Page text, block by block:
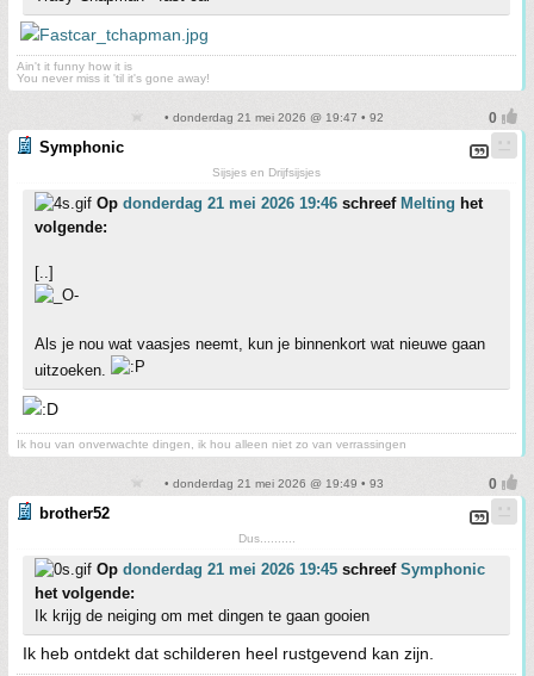
Ain't it funny how it is
You never miss it 'til it's gone away!
• donderdag 21 mei 2026 @ 19:47 • 92
Symphonic
Sijsjes en Drijfsijsjes
Op donderdag 21 mei 2026 19:46 schreef Melting het
volgende:
[..]
Als je nou wat vaasjes neemt, kun je binnenkort wat nieuwe gaan
uitzoeken.
Ik hou van onverwachte dingen, ik hou alleen niet zo van verrassingen
• donderdag 21 mei 2026 @ 19:49 • 93
brother52
Dus..........
Op donderdag 21 mei 2026 19:45 schreef Symphonic
het volgende:
Ik krijg de neiging om met dingen te gaan gooien
Ik heb ontdekt dat schilderen heel rustgevend kan zijn.